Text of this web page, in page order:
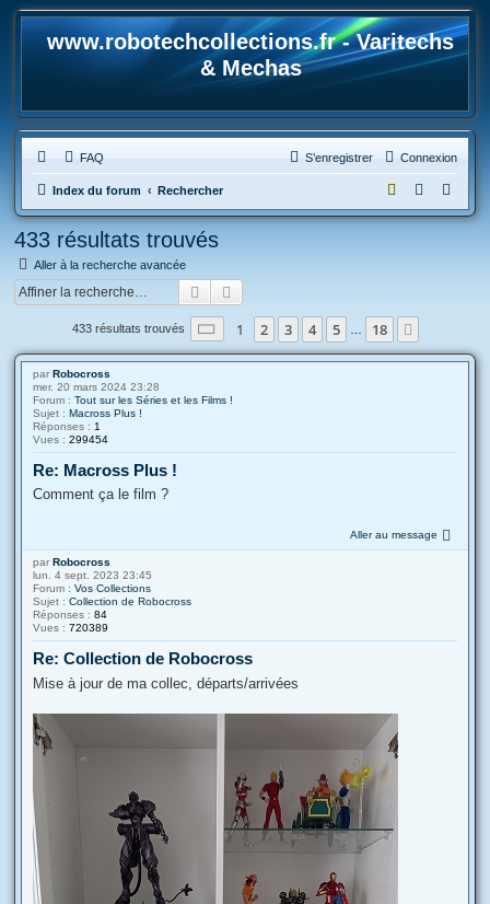
www.robotechcollections.fr - Varitechs
& Mechas
FAQ Connexion
S’enregistrer
Index du forum Rechercher
e
c
433 résultats trouvés
Aller à la recherche avancée
Rechercher
433 résultats trouvés Page 1sur18
1 2 3 4 5 18
par Robocross
mer. 20 mars 2024 23:28
Forum : Tout sur les Séries et les Films !
Sujet : Macross Plus !
Réponses : 1
Vues : 299454
Re: Macross Plus !
Comment ça le film ?
Aller au message
par Robocross
lun. 4 sept. 2023 23:45
Forum : Vos Collections
Sujet : Collection de Robocross
Réponses : 84
Vues : 720389
Re: Collection de Robocross
Mise à jour de ma collec, départs/arrivées